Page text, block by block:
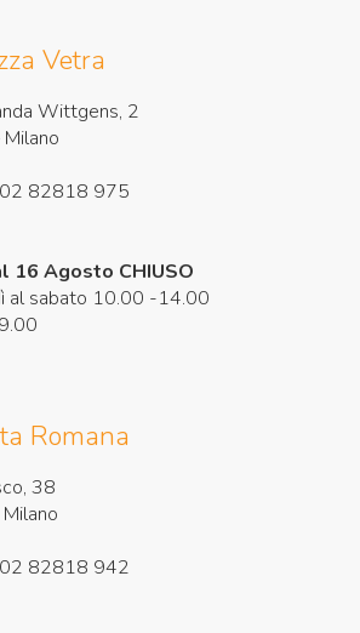
Vetra
Wittgens, 2
82818 975
16 Agosto CHIUSO
al sabato 10.00 -14.00
Romana
38
82818 942